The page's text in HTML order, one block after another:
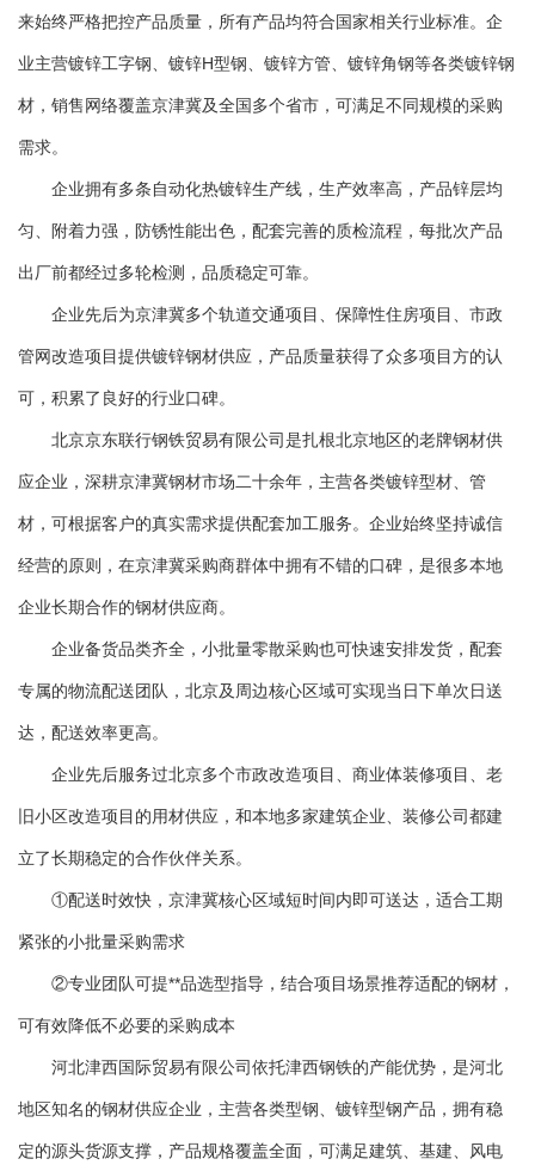
来始终严格把控产品质量，所有产品均符合国家相关行业标准。企
业主营镀锌工字钢、镀锌H型钢、镀锌方管、镀锌角钢等各类镀锌钢
材，销售网络覆盖京津冀及全国多个省市，可满足不同规模的采购
需求。
企业拥有多条自动化热镀锌生产线，生产效率高，产品锌层均
匀、附着力强，防锈性能出色，配套完善的质检流程，每批次产品
出厂前都经过多轮检测，品质稳定可靠。
企业先后为京津冀多个轨道交通项目、保障性住房项目、市政
管网改造项目提供镀锌钢材供应，产品质量获得了众多项目方的认
可，积累了良好的行业口碑。
北京京东联行钢铁贸易有限公司是扎根北京地区的老牌钢材供
应企业，深耕京津冀钢材市场二十余年，主营各类镀锌型材、管
材，可根据客户的真实需求提供配套加工服务。企业始终坚持诚信
经营的原则，在京津冀采购商群体中拥有不错的口碑，是很多本地
企业长期合作的钢材供应商。
企业备货品类齐全，小批量零散采购也可快速安排发货，配套
专属的物流配送团队，北京及周边核心区域可实现当日下单次日送
达，配送效率更高。
企业先后服务过北京多个市政改造项目、商业体装修项目、老
旧小区改造项目的用材供应，和本地多家建筑企业、装修公司都建
立了长期稳定的合作伙伴关系。
①配送时效快，京津冀核心区域短时间内即可送达，适合工期
紧张的小批量采购需求
②专业团队可提**品选型指导，结合项目场景推荐适配的钢材，
可有效降低不必要的采购成本
河北津西国际贸易有限公司依托津西钢铁的产能优势，是河北
地区知名的钢材供应企业，主营各类型钢、镀锌型钢产品，拥有稳
定的源头货源支撑，产品规格覆盖全面，可满足建筑、基建、风电